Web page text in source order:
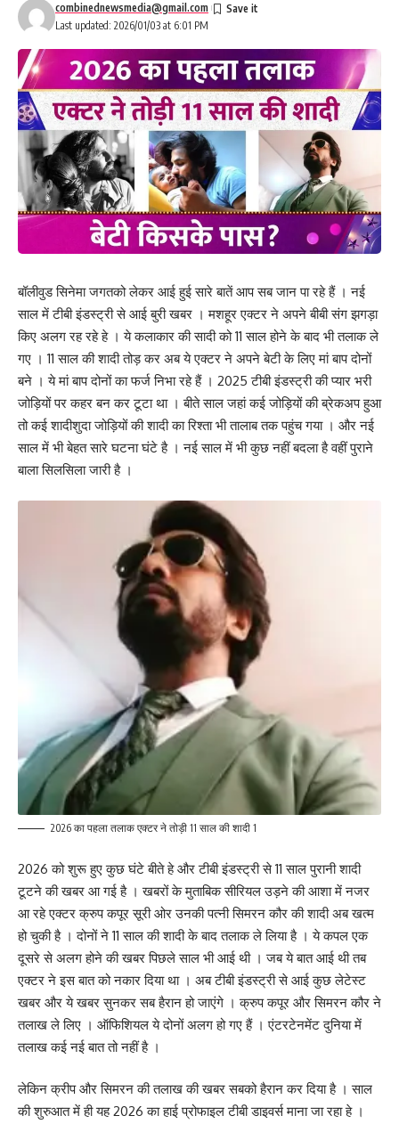
Last updated: 2026/01/03 at 6:01 PM
combinednewsmedia@gmail.com
बॉलीवुड सिनेमा जगतको लेकर आई हुई सारे बातें आप सब जान पा रहे हैं । नई
साल में टीबी इंडस्ट्री से आई बुरी खबर । मशहूर एक्टर ने अपने बीबी संग झगड़ा
किए अलग रह रहे हे । ये कलाकार की सादी को 11 साल होने के बाद भी तलाक ले
गए । 11 साल की शादी तोड़ कर अब ये एक्टर ने अपने बेटी के लिए मां बाप दोनों
बने । ये मां बाप दोनों का फर्ज निभा रहे हैं । 2025 टीबी इंडस्ट्री की प्यार भरी
जोड़ियों पर कहर बन कर टूटा था । बीते साल जहां कई जोड़ियों की ब्रेकअप हुआ
तो कई शादीशुदा जोड़ियों की शादी का रिश्ता भी तालाब तक पहुंच गया । और नई
साल में भी बेहत सारे घटना घंटे है । नई साल में भी कुछ नहीं बदला है वहीं पुराने
बाला सिलसिला जारी है ।
2026 का पहला तलाक एक्टर ने तोड़ी 11 साल की शादी 1
2026 को शुरू हुए कुछ घंटे बीते हे और टीबी इंडस्ट्री से 11 साल पुरानी शादी
टूटने की खबर आ गई है । खबरों के मुताबिक सीरियल उड़ने की आशा में नजर
आ रहे एक्टर क्रुप कपूर सूरी ओर उनकी पत्नी सिमरन कौर की शादी अब खत्म
हो चुकी है । दोनों ने 11 साल की शादी के बाद तलाक ले लिया है । ये कपल एक
दूसरे से अलग होने की खबर पिछले साल भी आई थी । जब ये बात आई थी तब
एक्टर ने इस बात को नकार दिया था । अब टीबी इंडस्ट्री से आई कुछ लेटेस्ट
खबर और ये खबर सुनकर सब हैरान हो जाएंगे । क्रुप कपूर और सिमरन कौर ने
तलाख ले लिए । ऑफिशियल ये दोनों अलग हो गए हैं । एंटरटेनमेंट दुनिया में
तलाख कई नई बात तो नहीं है ।
लेकिन क्रीप और सिमरन की तलाख की खबर सबको हैरान कर दिया है । साल
की शुरुआत में ही यह 2026 का हाई प्रोफाइल टीबी डाइवर्स माना जा रहा हे ।